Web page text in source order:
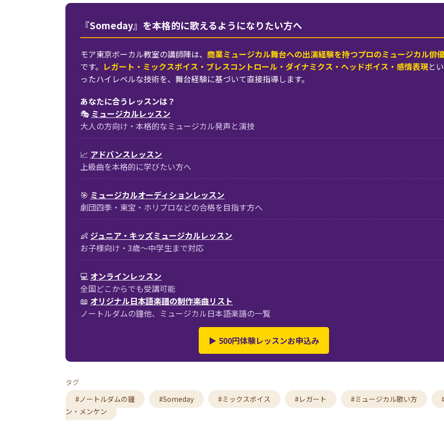
『Someday』を本格的に歌えるようになりたい方へ
モア東京ボーカル教室の講師陣は、 商業ミュージカル舞台への出演経験を持つプロのミュージカル俳
です。 レガート・ミックスボイス・ブレスコントロール・ダイナミクス・ヘッドボイス・感情表現とい
ったハイレベルな技術を、舞台経験に基づいて直接指導します。
あなたに合うレッスンは？
🎭 ミュージカルレッスン
大人の方向け・本格的なミュージカル発声と演技
📈 アドバンスレッスン
上級曲を本格的に学びたい方へ
🎯 ミュージカルオーディションレッスン
劇団四季・東宝・ホリプロなどの合格を目指す方へ
👶 ジュニア・キッズミュージカルレッスン
お子様向け・3歳〜中学生まで対応
💻 オンラインレッスン
全国どこからでも受講可能
📖 オリジナル日本語楽譜の制作楽曲リスト
ノートルダムの鐘他、ミュージカル日本語楽譜の一覧
▶ 500円体験レッスンお申込み
タグ
#ノートルダムの鐘
#Someday #ミックスボイス #レガート #ミュージカル歌い方
ン・メンケン